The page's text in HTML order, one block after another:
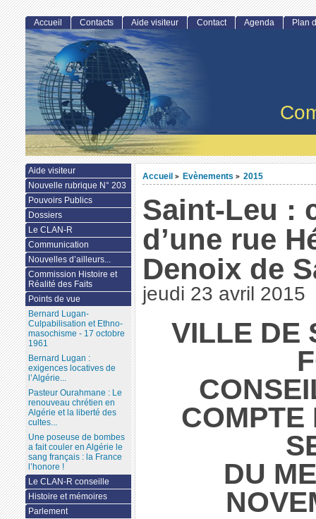
Accueil > Evènements > 2015
Saint-Leu :
d’une rue
Denoix de
jeudi 23 avril 2015
VILLE DE
COMPTE
DU
Accueil Contacts Aide visiteur Contact Agenda Plan
Aide visiteur
Nouvelle rubrique N° 203
Pouvoirs Publics
Dossiers
Le CLAN-R
Communication
Nouvelles d’ailleurs...
Commission Histoire et
Réalité des Faits
Points de vue
Bernard Lugan-
Culpabilisation et Ethno-
masochisme - 17 octobre
1961
Bernard Lugan :
exigences locatives de
l’Algérie...
Pasteur Ourahmane : Le
renouveau chrétien en
Algérie et la liberté des
cultes...
Une poseuse de bombes
a fait couler en Algérie le
sang français : la France
l’honore !
Le CLAN-R conseille
Histoire et mémoires
Parlement